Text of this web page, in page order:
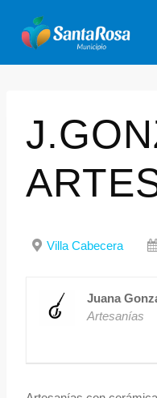
Villa Cabecera
Juana
Artesanías